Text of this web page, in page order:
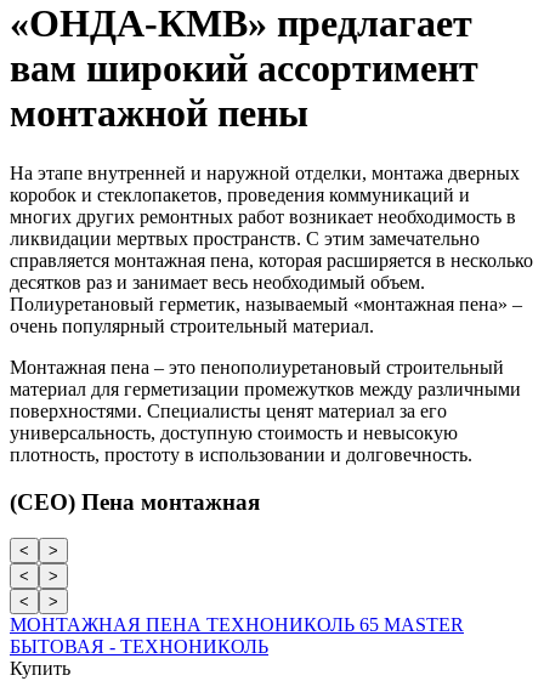
«ОНДА-КМВ» предлагает
вам широкий ассортимент
монтажной пены
На этапе внутренней и наружной отделки, монтажа дверных
коробок и стеклопакетов, проведения коммуникаций и
многих других ремонтных работ возникает необходимость в
ликвидации мертвых пространств. С этим замечательно
справляется монтажная пена, которая расширяется в несколько
десятков раз и занимает весь необходимый объем.
Полиуретановый герметик, называемый «монтажная пена» –
очень популярный строительный материал.
Монтажная пена – это пенополиуретановый строительный
материал для герметизации промежутков между различными
поверхностями. Специалисты ценят материал за его
универсальность, доступную стоимость и невысокую
плотность, простоту в использовании и долговечность.
(CEO) Пена монтажная
<
>
<
>
<
>
МОНТАЖНАЯ ПЕНА ТЕХНОНИКОЛЬ 65 MASTER
БЫТОВАЯ - ТЕХНОНИКОЛЬ
Купить